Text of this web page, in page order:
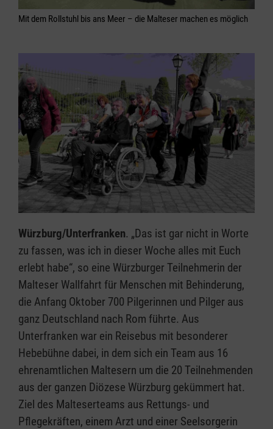
Mit dem Rollstuhl bis ans Meer – die Malteser machen es möglich
Würzburg/Unterfranken. „Das ist gar nicht in Worte
zu fassen, was ich in dieser Woche alles mit Euch
erlebt habe“, so eine Würzburger Teilnehmerin der
Malteser Wallfahrt für Menschen mit Behinderung,
die Anfang Oktober 700 Pilgerinnen und Pilger aus
ganz Deutschland nach Rom führte. Aus
Unterfranken war ein Reisebus mit besonderer
Hebebühne dabei, in dem sich ein Team aus 16
ehrenamtlichen Maltesern um die 20 Teilnehmenden
aus der ganzen Diözese Würzburg gekümmert hat.
Ziel des Malteserteams aus Rettungs- und
Pflegekräften, einem Arzt und einer Seelsorgerin